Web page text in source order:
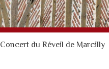
Concert du Réveil de Marcilly